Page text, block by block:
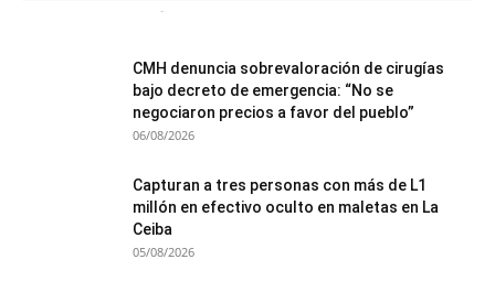
-
CMH denuncia sobrevaloración de cirugías
bajo decreto de emergencia: “No se
negociaron precios a favor del pueblo”
06/08/2026
Capturan a tres personas con más de L1
millón en efectivo oculto en maletas en La
Ceiba
05/08/2026